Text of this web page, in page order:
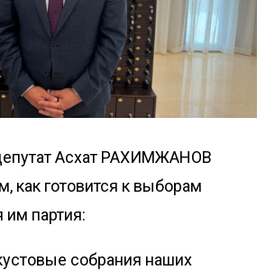
Асхат РАХИМЖАНОВ
как готовится к выборам
им партия:
собрания наших